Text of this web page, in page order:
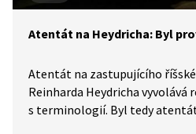
Atentát na Heydricha: Byl
Atentát na zastupujícího
Reinharda Heydricha vyvolává
s terminologií. Byl tedy